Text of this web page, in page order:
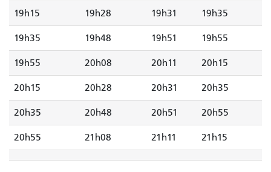
19h15 19h28 19h31 19h35
19h35 19h48 19h51 19h55
19h55 20h08 20h11 20h15
20h15 20h28 20h31 20h35
20h35 20h48 20h51 20h55
20h55 21h08 21h11 21h15